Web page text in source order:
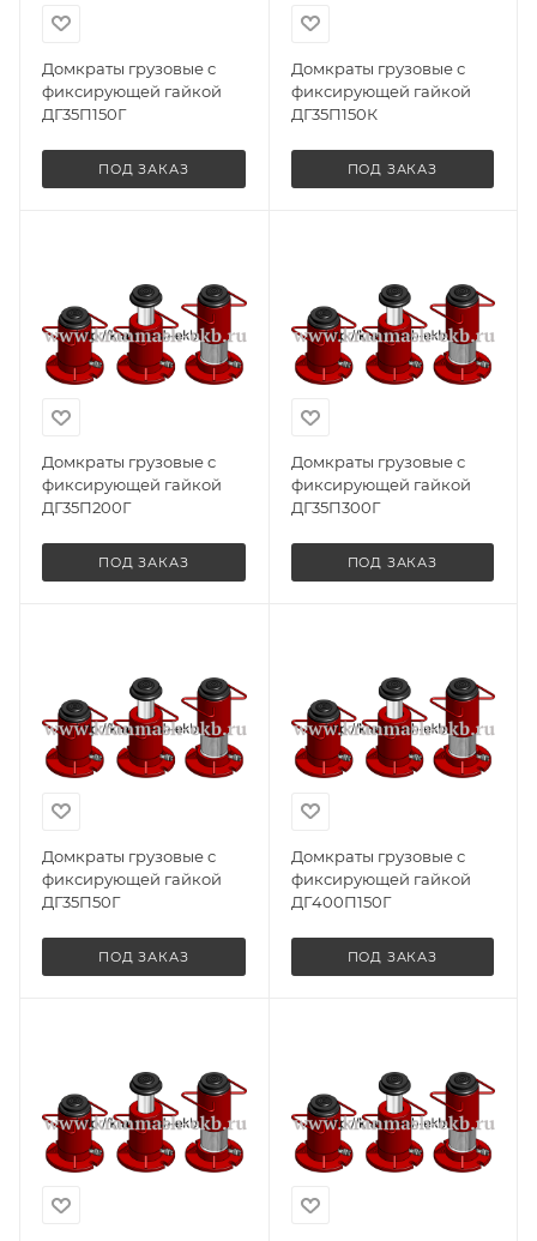
Домкраты грузовые с
фиксирующей гайкой
ДГ35П150Г
ПОД ЗАКАЗ
Домкраты грузовые с
фиксирующей гайкой
ДГ35П150К
ПОД ЗАКАЗ
Домкраты грузовые с
фиксирующей гайкой
ДГ35П200Г
ПОД ЗАКАЗ
Домкраты грузовые с
фиксирующей гайкой
ДГ35П300Г
ПОД ЗАКАЗ
Домкраты грузовые с
фиксирующей гайкой
ДГ35П50Г
ПОД ЗАКАЗ
Домкраты грузовые с
фиксирующей гайкой
ДГ400П150Г
ПОД ЗАКАЗ